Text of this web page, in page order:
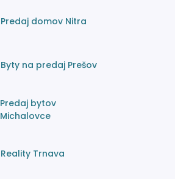
Predaj domov Nitra
Byty na predaj Prešov
Predaj bytov
Michalovce
Reality Trnava